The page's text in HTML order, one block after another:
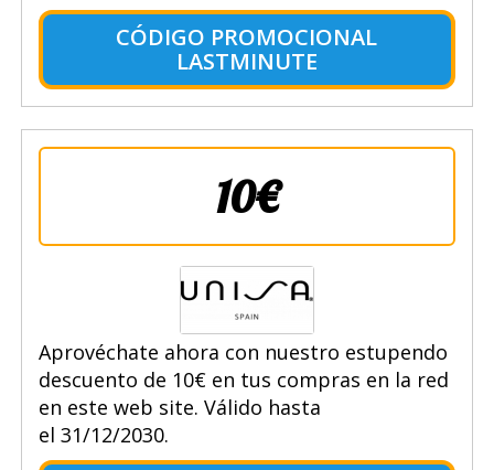
CÓDIGO PROMOCIONAL
LASTMINUTE
10€
Aprovéchate ahora con nuestro estupendo
descuento de 10€ en tus compras en la red
en este web site. Válido hasta
el 31/12/2030.